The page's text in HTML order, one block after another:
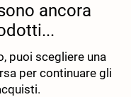
ancora
puoi scegliere una
per continuare gli